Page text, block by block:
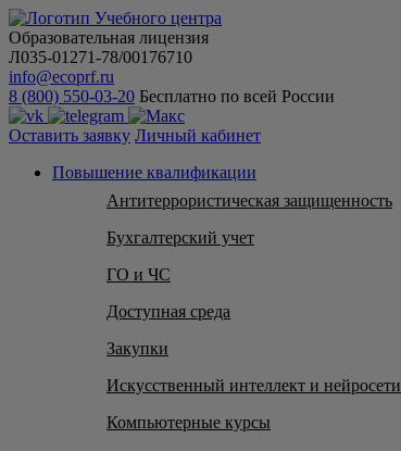
Образовательная лицензия
Л035-01271-78/00176710
info@ecoprf.ru
8 (800) 550-03-20 Бесплатно по всей России
Оставить заявку Личный кабинет
Повышение квалификации
Антитеррористическая защищенность
Бухгалтерский учет
ГО и ЧС
Доступная среда
Закупки
Искусственный интеллект и нейросети
Компьютерные курсы